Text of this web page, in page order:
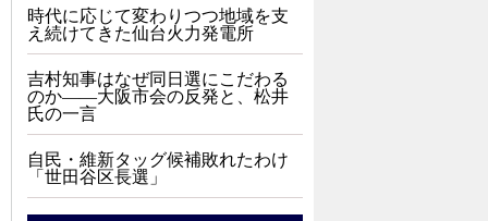
時代に応じて変わりつつ地域を支
え続けてきた仙台火力発電所
吉村知事はなぜ同日選にこだわる
のか――大阪市会の反発と、松井
氏の一言
自民・維新タッグ候補敗れたわけ
「世田谷区長選」